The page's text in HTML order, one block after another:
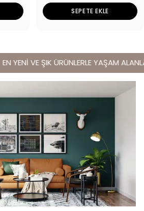
SEPETE EKLE
EN YENİ VE ŞIK ÜRÜNLERLE YAŞAM